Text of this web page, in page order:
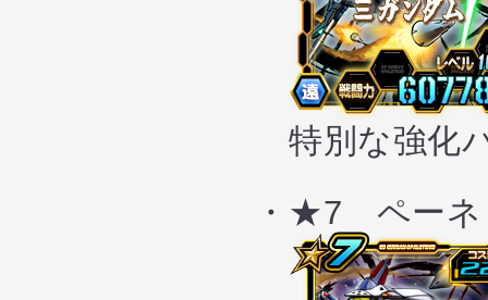
特別な強化パ
・★7 ペーネ